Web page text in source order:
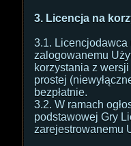
3. Licencja na
3.1.
zalogowanemu
korzystania z
prostej
bezpłatnie.
3.2. W ramach
podstawowej Gry
zarejestrowanemu